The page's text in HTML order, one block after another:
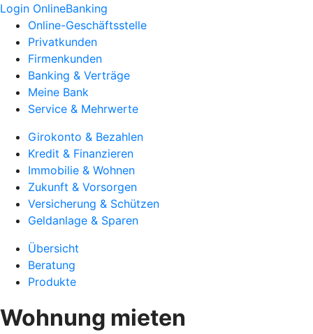
Login OnlineBanking
Online-Geschäftsstelle
Privatkunden
Firmenkunden
Banking & Verträge
Meine Bank
Service & Mehrwerte
Girokonto & Bezahlen
Kredit & Finanzieren
Immobilie & Wohnen
Zukunft & Vorsorgen
Versicherung & Schützen
Geldanlage & Sparen
Übersicht
Beratung
Produkte
Wohnung mieten